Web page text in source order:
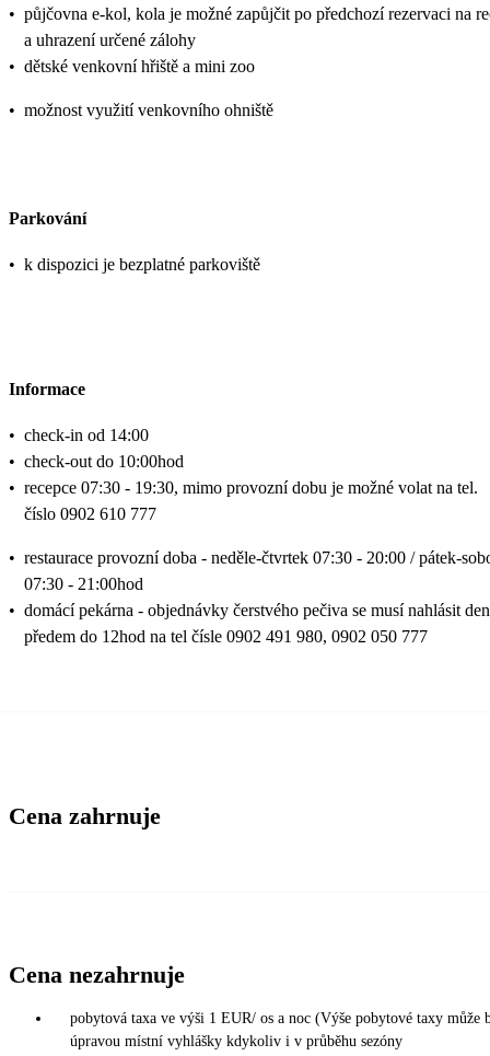
• půjčovna e-kol, kola je možné zapůjčit po předchozí rezervaci na
a uhrazení určené zálohy
• dětské venkovní hřiště a mini zoo
• možnost využití venkovního ohniště
Parkování
• k dispozici je bezplatné parkoviště
Informace
• check-in od 14:00
• check-out do 10:00hod
• recepce 07:30 - 19:30, mimo provozní dobu je možné volat na tel.
číslo 0902 610 777
• restaurace provozní doba - neděle-čtvrtek 07:30 - 20:00 / pátek-
07:30 - 21:00hod
• domácí pekárna - objednávky čerstvého pečiva se musí nahlásit den
předem do 12hod na tel čísle 0902 491 980, 0902 050 777
Cena zahrnuje
Cena nezahrnuje
pobytová taxa ve výši 1 EUR/ os a noc (Výše pobytové taxy může
úpravou místní vyhlášky kdykoliv i v průběhu sezóny